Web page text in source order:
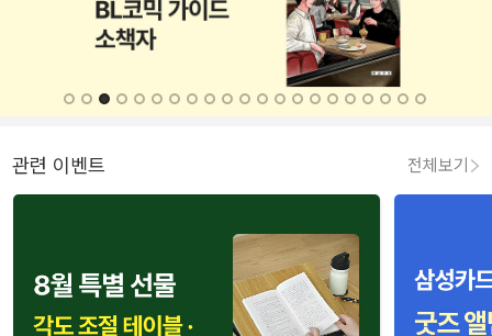
관련 이벤트 전체보기